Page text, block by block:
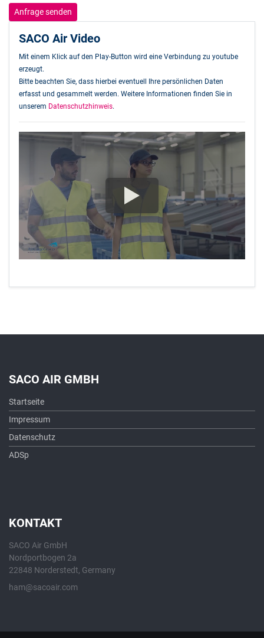
Anfrage senden
SACO Air Video
Mit einem Klick auf den Play-Button wird eine Verbindung zu youtube
erzeugt.
Bitte beachten Sie, dass hierbei eventuell Ihre persönlichen Daten
erfasst und gesammelt werden. Weitere Informationen finden Sie in
unserem Datenschutzhinweis.
SACO AIR GMBH
Startseite
Impressum
Datenschutz
ADSp
KONTAKT
SACO Air GmbH
Nordportbogen 2a
22848 Norderstedt, Germany
ham@sacoair.com